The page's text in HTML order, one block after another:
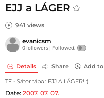
EJJ a LÁGER
941 views
evanicsm
0 followers | Followed:
Details Share Add to
TF - Sátor tábor EJJ A LÁGER! :)
Date: 2007. 07. 07.